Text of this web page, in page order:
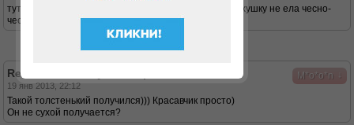
тут помазан иогуртом и посыпан шоколадом ( я верхушку не ела чесно-
чесно)
M*o*o*n
Re: Готовим в мультиварке
19 янв 2013, 22:12
Такой толстенький получился))) Красавчик просто)
Он не сухой получается?